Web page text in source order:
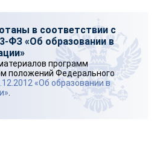
в соответствии с
ФЗ «Об образовании в
программ
положений Федерального
«Об образовании в